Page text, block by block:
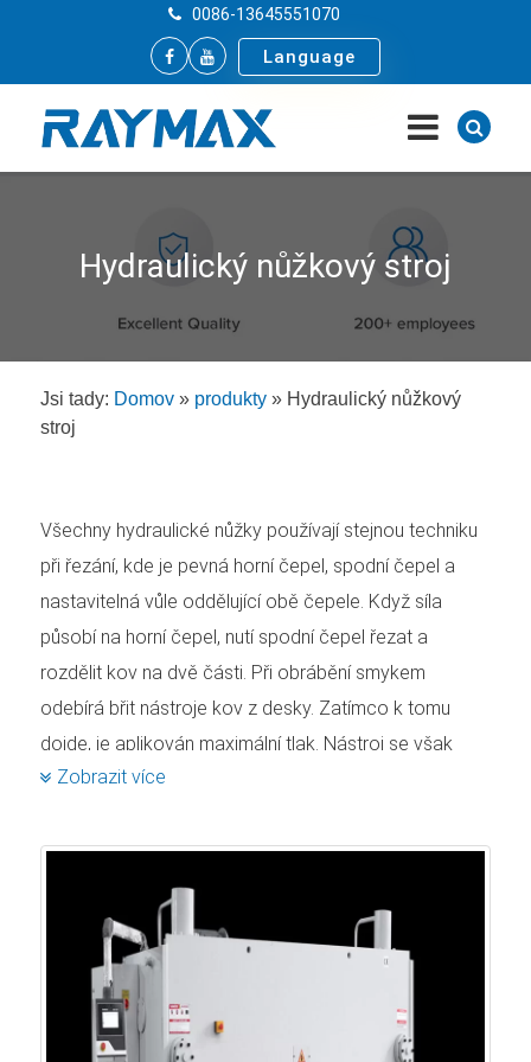
0086-13645551070
Language
Hydraulický nůžkový stroj
Jsi tady: Domov » produkty » Hydraulický nůžkový
stroj
Všechny hydraulické nůžky používají stejnou techniku
při řezání, kde je pevná horní čepel, spodní čepel a
nastavitelná vůle oddělující obě čepele. Když síla
působí na horní čepel, nutí spodní čepel řezat a
rozdělit kov na dvě části. Při obrábění smykem
odebírá břit nástroje kov z desky. Zatímco k tomu
dojde, je aplikován maximální tlak. Nástroj se však
kovu dotkne pouze jednou.
prodej mohou snadno a přesně řezat a stříhat mnoho
různých typů oceli různých velikostí. Existují různé typy
těchto strojů, které se používají po celém světě. Mezi
tyto typy patří nůžky s výkyvným paprskem, gilotinové
nůžky, válečkové nůžky a tak dále. U hydraulického
Zobrazit více